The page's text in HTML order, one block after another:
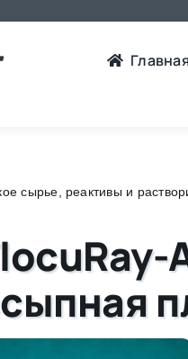
Главная
сырье, реактивы и